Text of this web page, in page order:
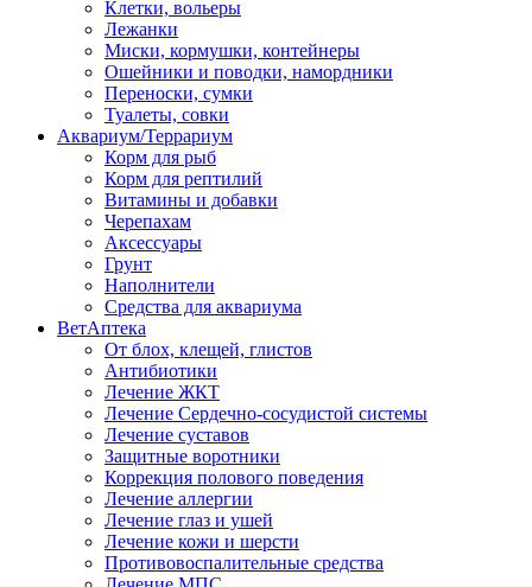
Клетки, вольеры
Лежанки
Миски, кормушки, контейнеры
Ошейники и поводки, намордники
Переноски, сумки
Туалеты, совки
Аквариум/Террариум
Корм для рыб
Корм для рептилий
Витамины и добавки
Черепахам
Аксессуары
Грунт
Наполнители
Средства для аквариума
ВетАптека
От блох, клещей, глистов
Антибиотики
Лечение ЖКТ
Лечение Сердечно-сосудистой системы
Лечение суставов
Защитные воротники
Коррекция полового поведения
Лечение аллергии
Лечение глаз и ушей
Лечение кожи и шерсти
Противовоспалительные средства